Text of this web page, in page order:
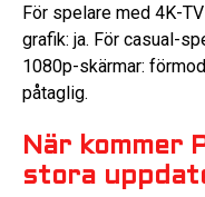
För spelare med 4K-
grafik: ja. För casual-
1080p-skärmar:
påtaglig.
När kommer
stora